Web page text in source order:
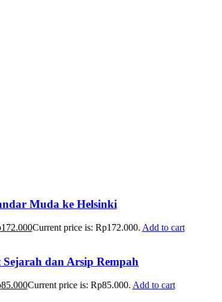
Muda ke Helsinki
172.000Current price is: Rp172.000. Add to cart
dan Arsip Rempah
85.000Current price is: Rp85.000. Add to cart